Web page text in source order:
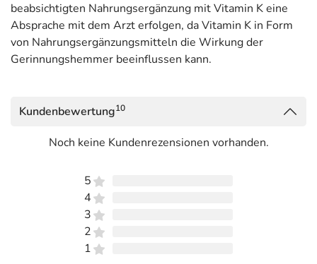
beabsichtigten Nahrungsergänzung mit Vitamin K eine
Absprache mit dem Arzt erfolgen, da Vitamin K in Form
von Nahrungsergänzungsmitteln die Wirkung der
Gerinnungshemmer beeinflussen kann.
Kundenbewertung10
Noch keine Kundenrezensionen vorhanden.
5
4
3
2
1